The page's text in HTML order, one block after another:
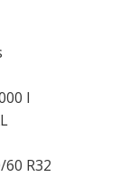
l
R32